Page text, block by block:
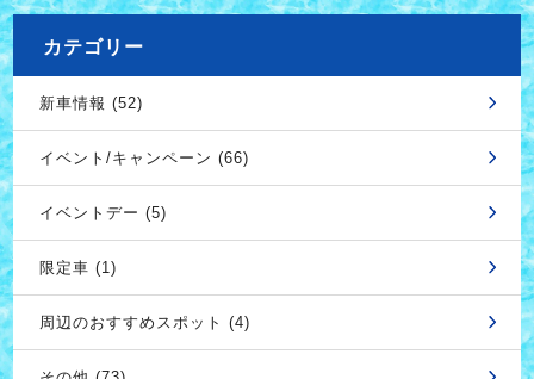
カテゴリー
新車情報 (52)
イベント/キャンペーン (66)
イベントデー (5)
限定車 (1)
周辺のおすすめスポット (4)